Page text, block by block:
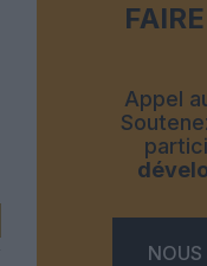
Appel
NOUS